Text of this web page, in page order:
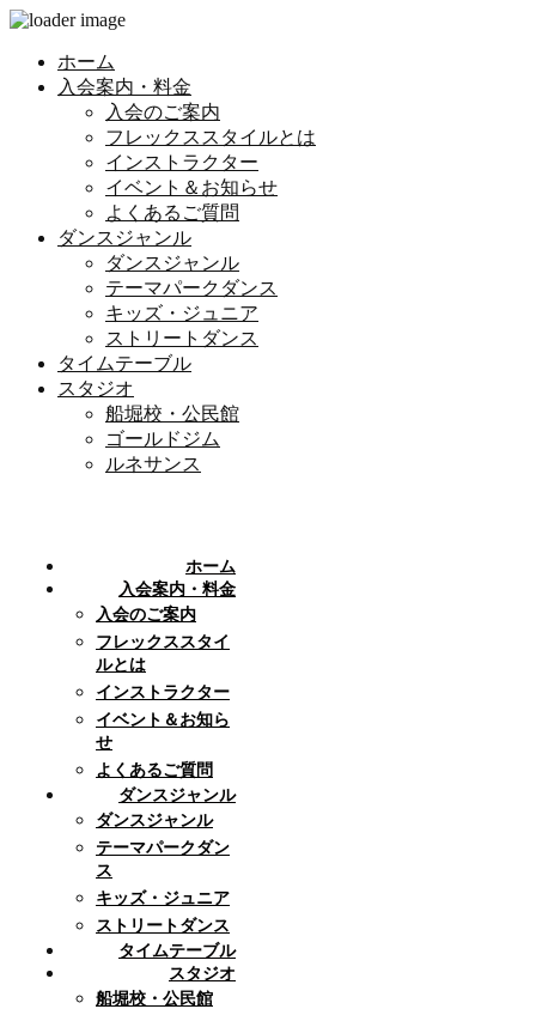
ホーム
入会案内・料金
入会のご案内
フレックススタイルとは
インストラクター
イベント＆お知らせ
よくあるご質問
ダンスジャンル
ダンスジャンル
テーマパークダンス
キッズ・ジュニア
ストリートダンス
タイムテーブル
スタジオ
船堀校・公民館
ゴールドジム
ルネサンス
ホーム
入会案内・料金
入会のご案内
フレックススタイ
ルとは
インストラクター
イベント＆お知ら
せ
よくあるご質問
ダンスジャンル
ダンスジャンル
テーマパークダン
ス
キッズ・ジュニア
ストリートダンス
タイムテーブル
スタジオ
船堀校・公民館